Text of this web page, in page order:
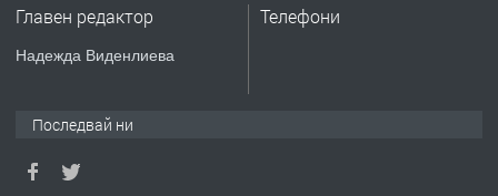
ремонт на покриви
Главен редактор
Надежда Виденлиева
Телефони
Последвай ни